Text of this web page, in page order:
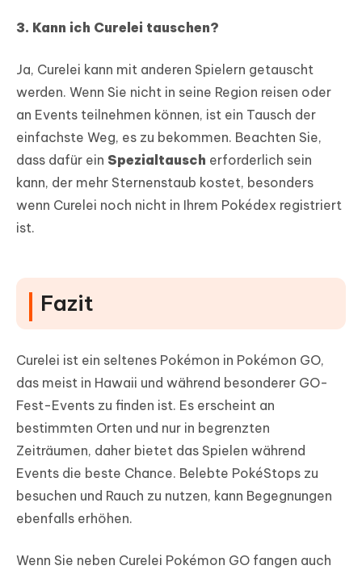
3. Kann ich Curelei tauschen?
Ja, Curelei kann mit anderen Spielern getauscht
werden. Wenn Sie nicht in seine Region reisen oder
an Events teilnehmen können, ist ein Tausch der
einfachste Weg, es zu bekommen. Beachten Sie,
dass dafür ein Spezialtausch erforderlich sein
kann, der mehr Sternenstaub kostet, besonders
wenn Curelei noch nicht in Ihrem Pokédex registriert
ist.
Fazit
Curelei ist ein seltenes Pokémon in Pokémon GO,
das meist in Hawaii und während besonderer GO-
Fest-Events zu finden ist. Es erscheint an
bestimmten Orten und nur in begrenzten
Zeiträumen, daher bietet das Spielen während
Events die beste Chance. Belebte PokéStops zu
besuchen und Rauch zu nutzen, kann Begegnungen
ebenfalls erhöhen.
Wenn Sie neben Curelei Pokémon GO fangen auch